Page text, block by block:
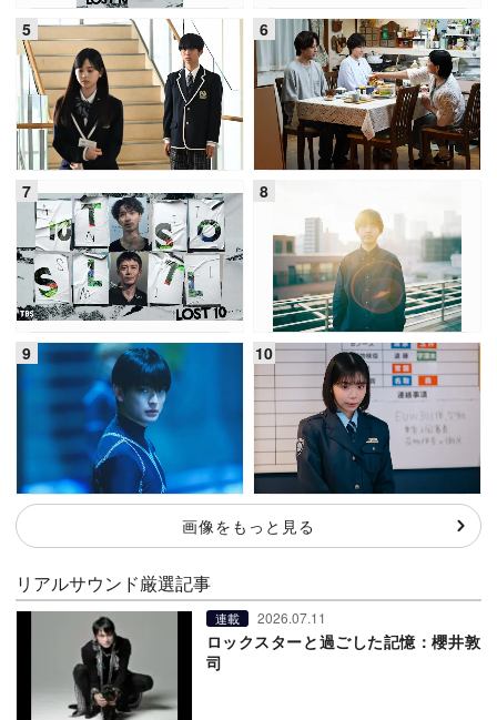
画像をもっと見る
リアルサウンド厳選記事
連載 2026.07.11
ロックスターと過ごした記憶：櫻井敦
司